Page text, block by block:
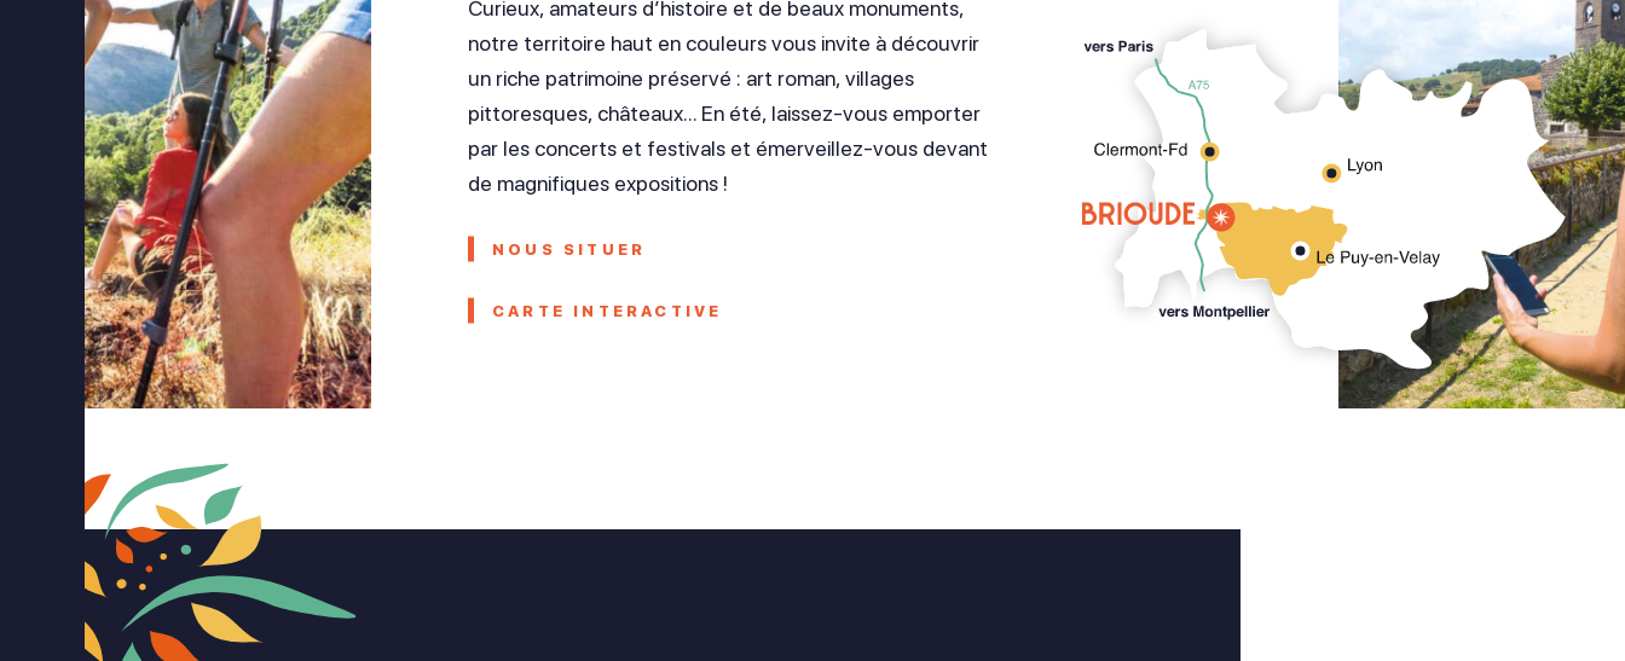
Curieux, amateurs d’histoire et de beaux monuments,
notre territoire haut en couleurs vous invite à découvrir
un riche patrimoine préservé : art roman, villages
pittoresques, châteaux… En été, laissez-vous emporter
par les concerts et festivals et émerveillez-vous devant
de magnifiques expositions !
NOUS SITUER
CARTE INTERACTIVE